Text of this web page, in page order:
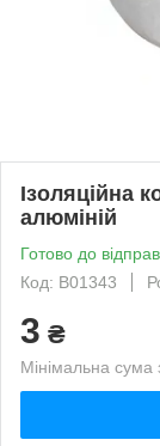
Ізоляційна
алюміній
Готово до
Код: B01343
3 ₴
Мінімальна